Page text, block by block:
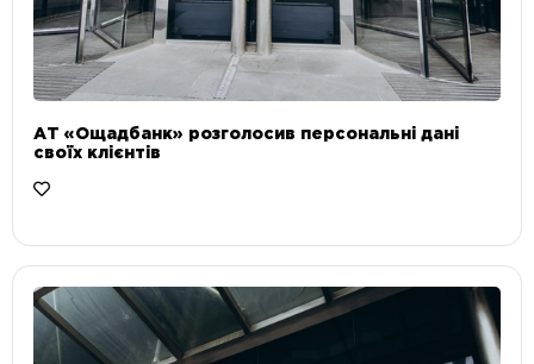
АТ «Ощадбанк» розголосив персональні дані
своїх клієнтів